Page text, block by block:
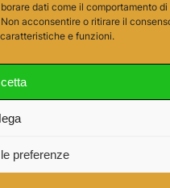
dati come il comportamento di
acconsentire o ritirare il
e funzioni.
preferenze